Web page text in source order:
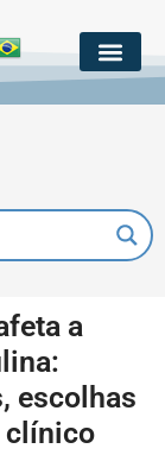
a
escolhas
clínico